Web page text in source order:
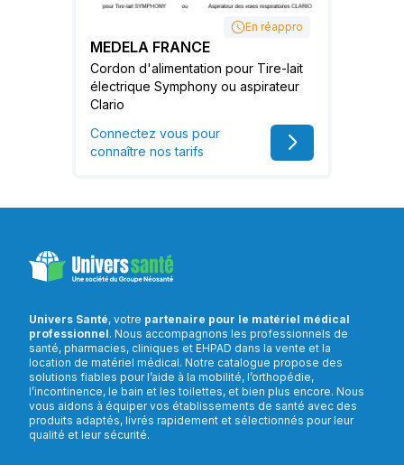
En réappro
MEDELA FRANCE
Cordon d'alimentation pour Tire-lait
électrique Symphony ou aspirateur
Clario
Connectez vous pour
connaître nos tarifs
Univers Santé, votre partenaire pour le matériel médical
professionnel. Nous accompagnons les professionnels de
santé, pharmacies, cliniques et EHPAD dans la vente et la
location de matériel médical. Notre catalogue propose des
solutions fiables pour l’aide à la mobilité, l’orthopédie,
l’incontinence, le bain et les toilettes, et bien plus encore. Nous
vous aidons à équiper vos établissements de santé avec des
produits adaptés, livrés rapidement et sélectionnés pour leur
qualité et leur sécurité.